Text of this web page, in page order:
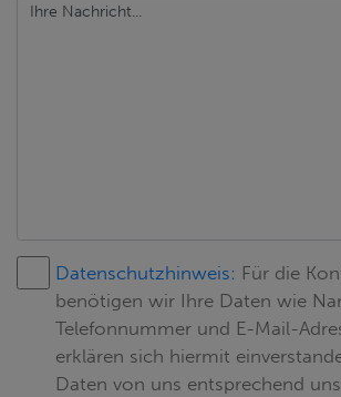
Datenschutzhinweis: Für die
benötigen wir Ihre Daten wie
Telefonnummer und E-Mail-
erklären sich hiermit
Daten von uns entsprechend